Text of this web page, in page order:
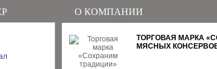
О КОМПАНИИ
ТОРГОВАЯ МАРКА
МЯСНЫХ